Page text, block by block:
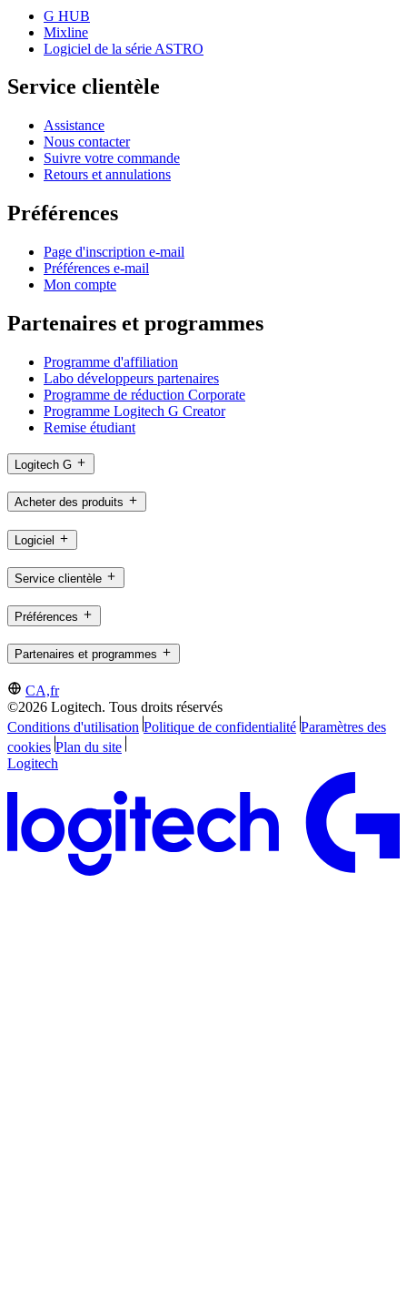
G HUB
Mixline
Logiciel de la série ASTRO
Service clientèle
Assistance
Nous contacter
Suivre votre commande
Retours et annulations
Préférences
Page d'inscription e-mail
Préférences e-mail
Mon compte
Partenaires et programmes
Programme d'affiliation
Labo développeurs partenaires
Programme de réduction Corporate
Programme Logitech G Creator
Remise étudiant
Logitech G
Acheter des produits
Logiciel
Service clientèle
Préférences
Partenaires et programmes
CA,fr
©2026 Logitech. Tous droits réservés
Conditions d'utilisation Politique de confidentialité Paramètres des
cookies Plan du site
Logitech